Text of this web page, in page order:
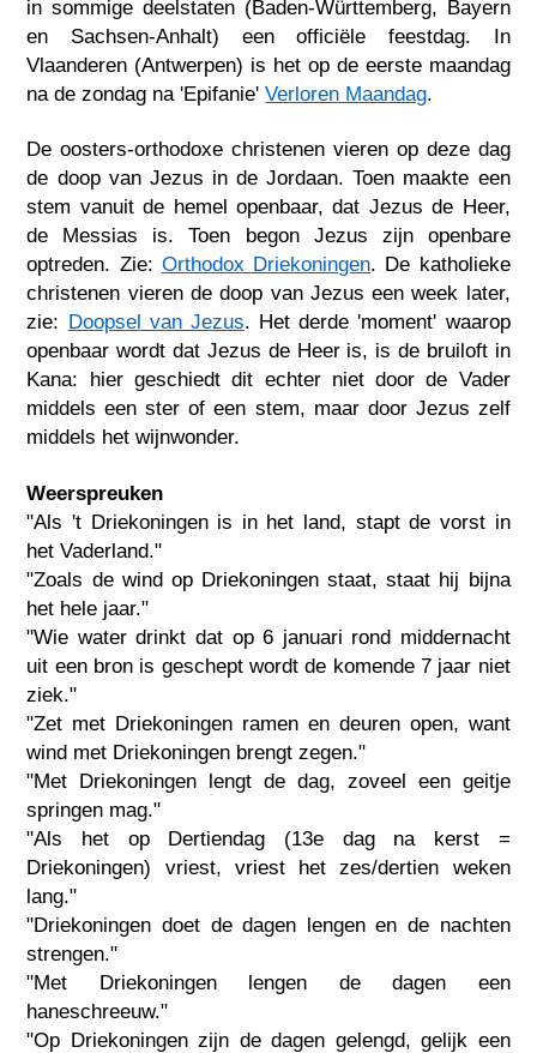
in sommige deelstaten (Baden-Württemberg, Bayern
en Sachsen-Anhalt) een officiële feestdag. In
Vlaanderen (Antwerpen) is het op de eerste maandag
na de zondag na 'Epifanie'Verloren Maandag.
De oosters-orthodoxe christenen vieren op deze dag
de doop van Jezus in de Jordaan. Toen maakte een
stem vanuit de hemel openbaar, dat Jezus de Heer,
de Messias is. Toen begon Jezus zijn openbare
optreden. Zie: Orthodox Driekoningen. De katholieke
christenen vieren de doop van Jezus een week later,
zie: Doopsel van Jezus. Het derde 'moment' waarop
openbaar wordt dat Jezus de Heer is, is de bruiloft in
Kana: hier geschiedt dit echter niet door de Vader
middels een ster of een stem, maar door Jezus zelf
middels het wijnwonder.
Weerspreuken
"Als 't Driekoningen is in het land, stapt de vorst in
het Vaderland."
"Zoals de wind op Driekoningen staat, staat hij bijna
het hele jaar."
"Wie water drinkt dat op 6 januari rond middernacht
uit een bron is geschept wordt de komende 7 jaar niet
ziek."
"Zet met Driekoningen ramen en deuren open, want
wind met Driekoningen brengt zegen."
"Met Driekoningen lengt de dag, zoveel een geitje
springen mag."
"Als het op Dertiendag (13e dag na kerst =
Driekoningen) vriest, vriest het zes/dertien weken
lang."
"Driekoningen doet de dagen lengen en de nachten
strengen."
"Met Driekoningen lengen de dagen een
haneschreeuw."
"Op Driekoningen zijn de dagen gelengd, gelijk een